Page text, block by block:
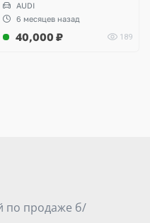
AUDI
6 месяцев назад
40,000 ₽ 189
по продаже б/